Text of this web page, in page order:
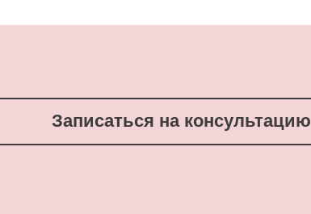
Записаться на консультацию